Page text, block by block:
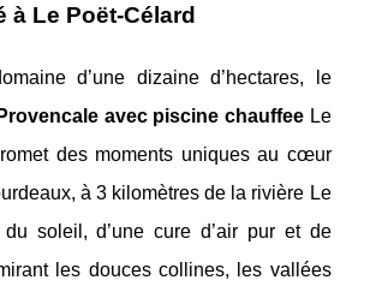
à Le Poët-Célard
d’une dizaine d’hectares, le
avec piscine chauffee Le
des moments uniques au cœur
à 3 kilomètres de la rivière Le
du soleil, d’une cure d’air pur et de
les douces collines, les vallées